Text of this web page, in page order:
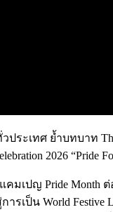
เทศ ย้ำบทบาท
2026
คมเปญ Pride
รเป็น World